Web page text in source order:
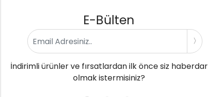
E-Bülten
İndirimli ürünler ve fırsatlardan ilk önce siz haberdar
olmak istermisiniz?